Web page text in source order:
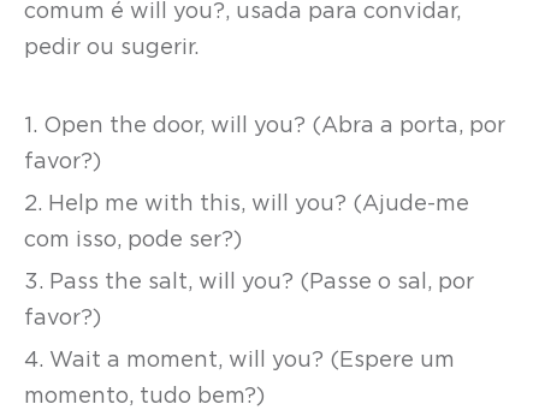
comum é will you?, usada para convidar,
pedir ou sugerir.
1. Open the door, will you? (Abra a porta, por
favor?)
2. Help me with this, will you? (Ajude-me
com isso, pode ser?)
3. Pass the salt, will you? (Passe o sal, por
favor?)
4. Wait a moment, will you? (Espere um
momento, tudo bem?)